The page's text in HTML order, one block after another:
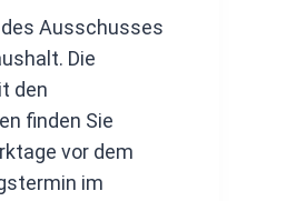
Ausschusses
Die
den
finden Sie
vor dem
im